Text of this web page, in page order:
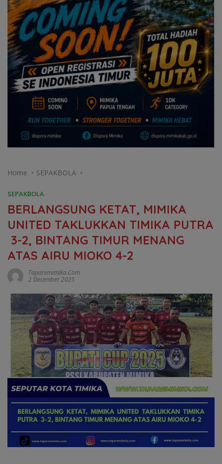
Home SEPAKBOLA
SEPAKBOLA
BERLANGSUNG KETAT, MIMIKA
UNITED TAKLUKKAN TIMIKA PUTRA
3-2, BINTANG TIMUR MENANG
ATAS AIRU MIOKO 4-2
Taparemimika.com
2 December 2025